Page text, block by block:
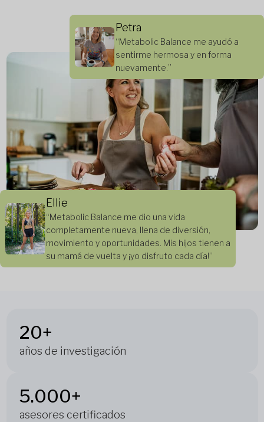
Petra
“Metabolic Balance me ayudó a
sentirme hermosa y en forma
nuevamente.”
Ellie
“Metabolic Balance me dio una vida
completamente nueva, llena de diversión,
movimiento y oportunidades. Mis hijos tienen a
su mamá de vuelta y ¡yo disfruto cada día!”
20+
años de investigación
5.000+
asesores certificados